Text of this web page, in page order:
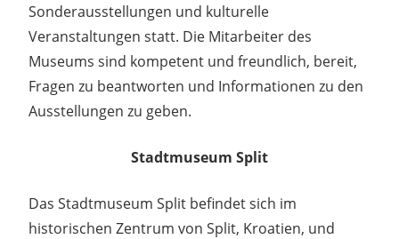
Sonderausstellungen und kulturelle
Veranstaltungen statt. Die Mitarbeiter des
Museums sind kompetent und freundlich, bereit,
Fragen zu beantworten und Informationen zu den
Ausstellungen zu geben.
Stadtmuseum Split
Das Stadtmuseum Split befindet sich im
historischen Zentrum von Split, Kroatien, und